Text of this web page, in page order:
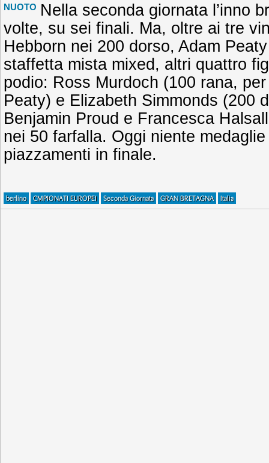
NUOTO Nella seconda giornata l’inno
volte, su sei finali. Ma, oltre ai tre
Hebborn nei 200 dorso, Adam
staffetta mista mixed, altri quattro
podio: Ross Murdoch (100 rana, per
Peaty) e Elizabeth Simmonds (200
Benjamin Proud e Francesca
nei 50 farfalla. Oggi niente
piazzamenti in finale.
berlino CMPIONATI EUROPEI Seconda Giornata GRAN BRETAGNA Italia